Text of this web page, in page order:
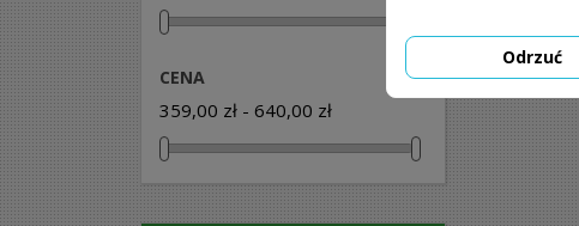
CENA
359,00 zł - 640,00 zł
Odrzuć